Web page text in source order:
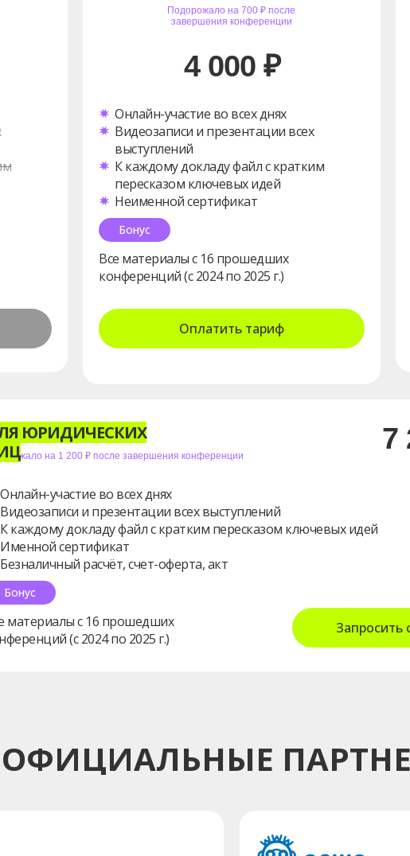
Бонус
материалы с 16 прошедших
(с 2024 по 2025 г.)
Онлайн-участие во всех днях
Видеозаписи и презентации всех выступлений
К каждому докладу файл с кратким пересказом ключевых идей
Именной сертификат
Безналичный расчёт, счет-оферта, акт
на 1 200 ₽ после завершения конференции
7
ЮРИДИЧЕСКИХ
Запросить
Бонус
Все материалы с 16 прошедших
конференций (с 2024 по 2025 г.)
Онлайн-участие во всех днях
Видеозаписи и презентации всех
выступлений
К каждому докладу файл с кратким
пересказом ключевых идей
Неименной сертификат
Подорожало на 700 ₽ после
завершения конференции
4 000 ₽
Оплатить тариф
ОФИЦИАЛЬНЫЕ